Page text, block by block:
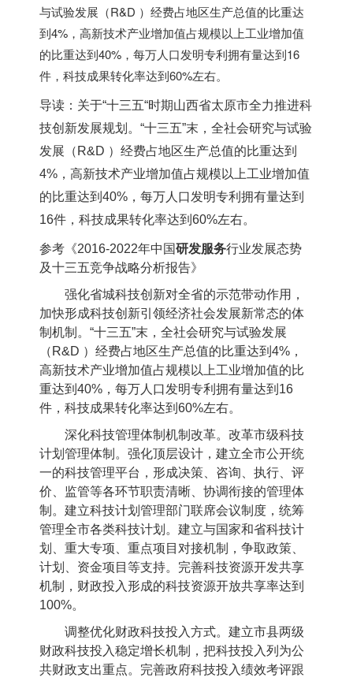
与试验发展（R&D ）经费占地区生产总值的比重达
到4%，高新技术产业增加值占规模以上工业增加值
的比重达到40%，每万人口发明专利拥有量达到16
件，科技成果转化率达到60%左右。
导读： 关于“十三五“时期山西省太原市全力推进科
技创新发展规划。“十三五”末，全社会研究与试验
发展（R&D ）经费占地区生产总值的比重达到
4%，高新技术产业增加值占规模以上工业增加值
的比重达到40%，每万人口发明专利拥有量达到
16件，科技成果转化率达到60%左右。
参考《2016-2022年中国研发服务行业发展态势
及十三五竞争战略分析报告》
强化省城科技创新对全省的示范带动作用，
加快形成科技创新引领经济社会发展新常态的体
制机制。“十三五”末，全社会研究与试验发展
（ R&D ）经费占地区生产总值的比重达到 4% ，
高新技术产业增加值占规模以上工业增加值的比
重达到 40% ，每万人口发明专利拥有量达到 16
件，科技成果转化率达到 60%左右。
深化科技管理体制机制改革。改革市级科技
计划管理体制。强化顶层设计，建立全市公开统
一的科技管理平台，形成决策、咨询、执行、评
价、监管等各环节职责清晰、协调衔接的管理体
制。建立科技计划管理部门联席会议制度，统筹
管理全市各类科技计划。建立与国家和省科技计
划、重大专项、重点项目对接机制，争取政策、
计划、资金项目等支持。完善科技资源开发共享
机制，财政投入形成的科技资源开放共享率达到
100%。
调整优化财政科技投入方式。建立市县两级
财政科技投入稳定增长机制，把科技投入列为公
共财政支出重点。完善政府科技投入绩效考评跟